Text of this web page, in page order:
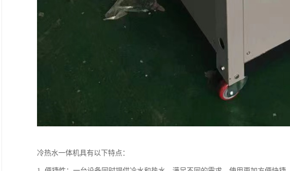
冷热水一体机具有以下特点：